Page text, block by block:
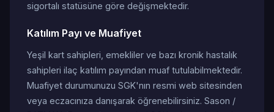
sigortalı statüsüne göre değişmektedir.
Katılım Payı ve Muafiyet
Yeşil kart sahipleri, emekliler ve bazı kronik hastalık
sahipleri ilaç katılım payından muaf tutulabilmektedir.
Muafiyet durumunuzu SGK'nın resmi web sitesinden
veya eczacınıza danışarak öğrenebilirsiniz. Sason /